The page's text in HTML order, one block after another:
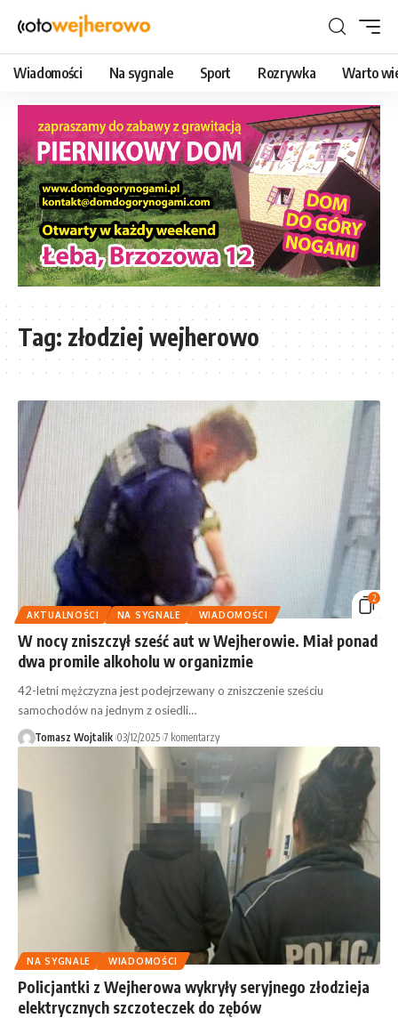
Wiadomości Na sygnale Sport Rozrywka Warto
Tag: złodziej wejherowo
2
AKTUALNOŚCI
NA SYGNALE WIADOMOŚCI
W nocy zniszczył sześć aut w Wejherowie. Miał ponad
dwa promile alkoholu w organizmie
42-letni mężczyzna jest podejrzewany o zniszczenie sześciu
samochodów na jednym z osiedli…
Tomasz Wojtalik 03/12/2025 7 komentarzy
NA SYGNALE WIADOMOŚCI
Policjantki z Wejherowa wykryły seryjnego złodzieja
elektrycznych szczoteczek do zębów